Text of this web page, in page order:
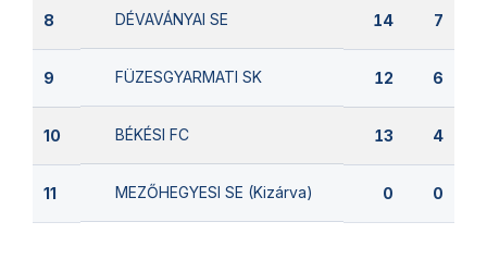
8 DÉVAVÁNYAI SE 14 7
9 FÜZESGYARMATI SK 12 6
10 BÉKÉSI FC 13 4
11 MEZŐHEGYESI SE (Kizárva) 0 0